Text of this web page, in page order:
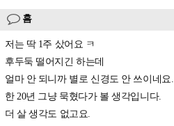
흠
저는 딱 1주 샀어요 ㅋ
후두둑 떨어지긴 하는데
얼마 안 되니까 별로 신경도 안 쓰이네요.
한 20년 그냥 묵혔다가 볼 생각입니다.
더 살 생각도 없고요.